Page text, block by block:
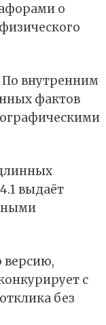
о
По внутренним
фактов
выдаёт
версию,
с
без